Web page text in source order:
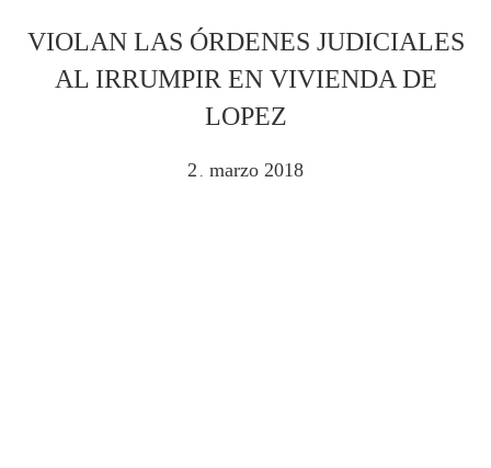
VIOLAN LAS ÓRDENES JUDICIALES
AL IRRUMPIR EN VIVIENDA DE
LOPEZ
2 marzo 2018